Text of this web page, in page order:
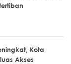
Kota
Akses